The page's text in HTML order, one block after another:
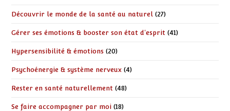
Découvrir le monde de la santé au naturel (27)
Gérer ses émotions & booster son état d'esprit (41)
Hypersensibilité & émotions (20)
Psychoénergie & système nerveux (4)
Rester en santé naturellement (48)
Se faire accompagner par moi (18)